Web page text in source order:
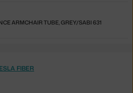
ARMCHAIR TUBE, GREY/SABI 631
FIBER